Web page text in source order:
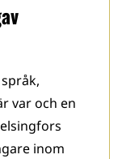
var och en
inom